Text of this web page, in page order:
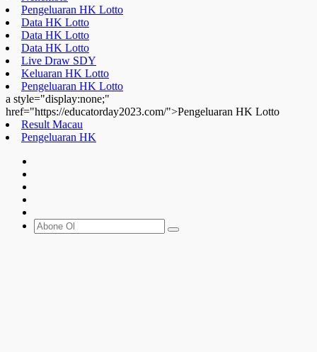
Pengeluaran HK Lotto
Data HK Lotto
Data HK Lotto
Data HK Lotto
Live Draw SDY
Keluaran HK Lotto
Pengeluaran HK Lotto
a style="display:none;"
href="https://educatorday2023.com/">Pengeluaran HK Lotto
Result Macau
Pengeluaran HK